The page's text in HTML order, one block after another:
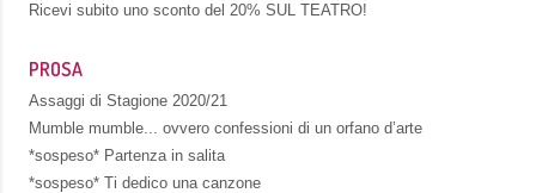
Ricevi subito uno sconto del 20% SUL TEATRO!
PROSA
Assaggi di Stagione 2020/21
Mumble mumble... ovvero confessioni di un orfano d’arte
*sospeso* Partenza in salita
*sospeso* Ti dedico una canzone